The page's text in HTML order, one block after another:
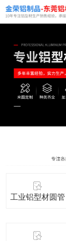
工业铝型材圆管